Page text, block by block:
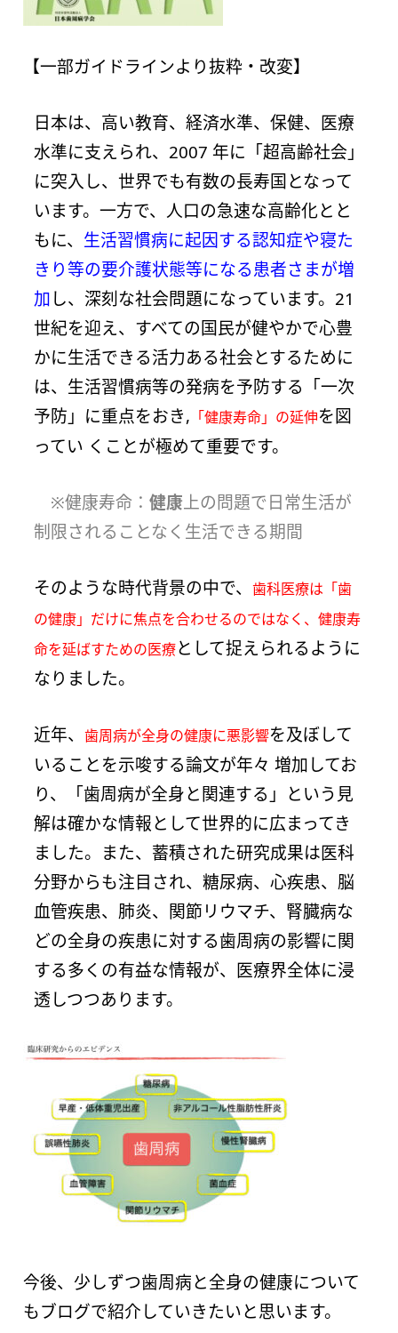
【一部ガイドラインより抜粋・改変】
日本は、高い教育、経済水準、保健、医療
水準に支えられ、2007 年に「超高齢社会」
に突入し、世界でも有数の長寿国となって
います。一方で、人口の急速な高齢化とと
もに、 生活習慣病に起因する認知症や寝た
きり等の要介護状態等になる患者さまが増
加し、深刻な社会問題になっています。21
世紀を迎え、すべての国民が健やかで心豊
かに生活できる活力ある社会とするために
は、生活習慣病等の発病を予防する「一次
予防」に重点をおき, 「健康寿命」の延伸を図
ってい くことが極めて重要です。
※健康寿命： 健康上の問題で日常生活が
制限されることなく生活できる期間
そのような時代背景の中で、 歯科医療は「歯
の健康」だけに焦点を合わせるのではなく、健康寿
命を延ばすための医療として捉えられるように
なりました。
近年、 歯周病が全身の健康に悪影響を及ぼして
いることを示唆する論文が年々 増加してお
り、「歯周病が全身と関連する」という見
解は確かな情報として世界的に広まってき
ました。また、蓄積された研究成果は医科
分野からも注目され、糖尿病、心疾患、脳
血管疾患、肺炎、関節リウマチ、腎臓病な
どの全身の疾患に対する歯周病の影響に関
する多くの有益な情報が、医療界全体に浸
透しつつあります。
今後、少しずつ歯周病と全身の健康について
もブログで紹介していきたいと思います。